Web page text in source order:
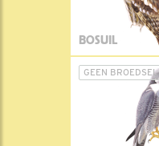
BOSUIL
GEEN BROEDSEL